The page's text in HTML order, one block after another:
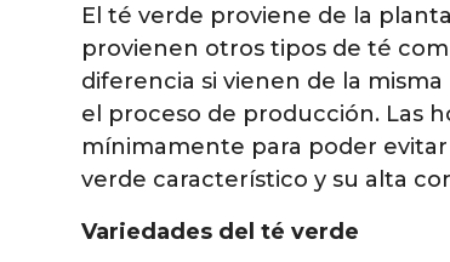
El té verde proviene de la
provienen otros tipos de té
diferencia si vienen de la
el proceso de producción. Las
mínimamente para poder
verde característico y su alta
Variedades del té verde